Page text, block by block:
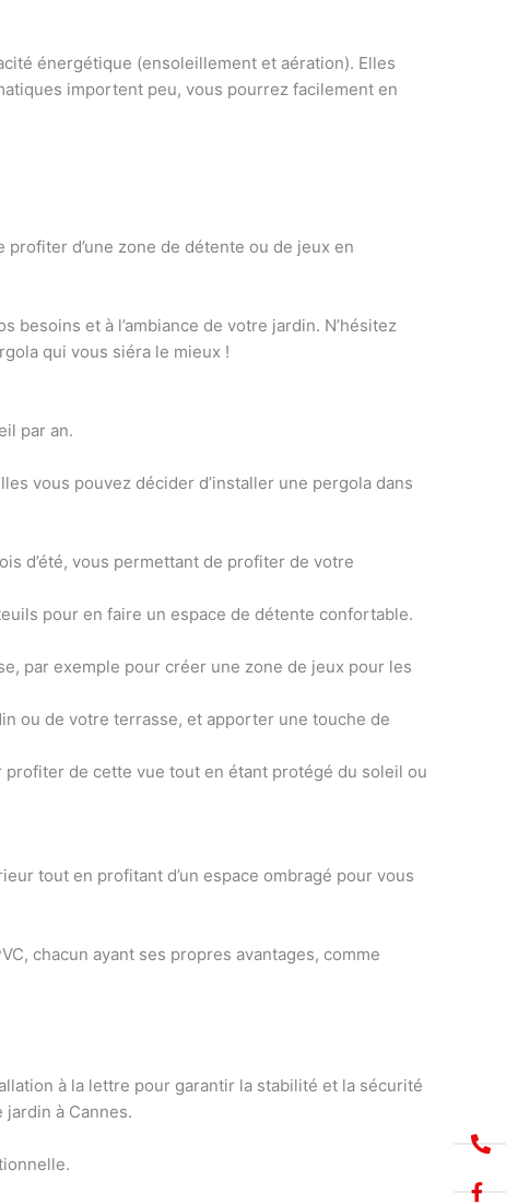
énergétique (ensoleillement et aération). Elles
importent peu, vous pourrez facilement en
d’une zone de détente ou de jeux en
besoins et à l’ambiance de votre jardin. N’hésitez
qui vous siéra le mieux !
par an.
vous pouvez décider d’installer une pergola dans
d’été, vous permettant de profiter de votre
pour en faire un espace de détente confortable.
par exemple pour créer une zone de jeux pour les
ou de votre terrasse, et apporter une touche de
profiter de cette vue tout en étant protégé du soleil ou
tout en profitant d’un espace ombragé pour vous
chacun ayant ses propres avantages, comme
à la lettre pour garantir la stabilité et la sécurité
jardin à Cannes.
.